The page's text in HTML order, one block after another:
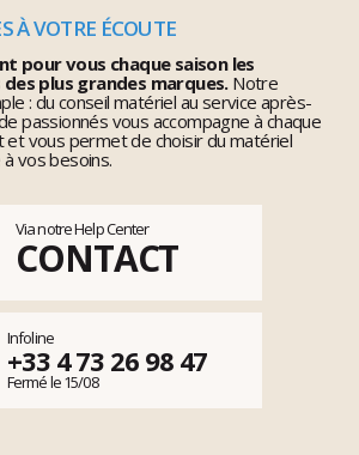
À VOTRE ÉCOUTE
pour vous chaque saison les
plus grandes marques.Notre
: du conseil matériel au service après-
passionnés vous accompagne à chaque
vous permet de choisir du matériel
vos besoins.
Via notre Help Center
CONTACT
Infoline
+33 4 73 26 98 47
Fermé le 15/08